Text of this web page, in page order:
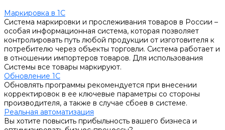
Маркировка в 1С
Система маркировки и прослеживания товаров в России –
особая информационная система, которая позволяет
контролировать путь любой продукции от изготовителя к
потребителю через объекты торговли. Система работает и
в отношении импортеров товаров. Для использования
Системы все товары маркируют.
Обновление 1С
Обновлять программы рекомендуется при внесении
корректировок в ее ключевые параметры со стороны
производителя, а также в случае сбоев в системе.
Реальная автоматизация
Вы хотите повысить прибыльность вашего бизнеса и